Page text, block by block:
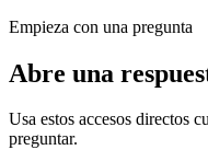
Empieza con una pregunta
Abre una
Usa estos accesos directos
preguntar.